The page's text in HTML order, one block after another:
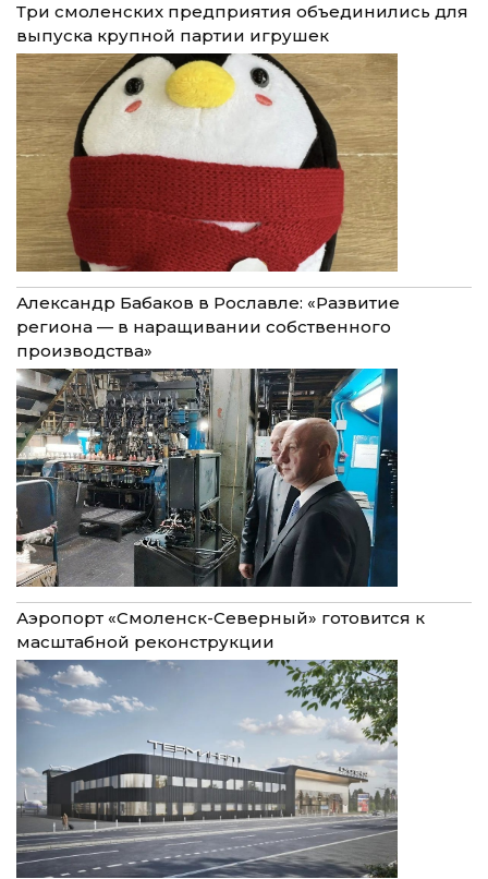
Три смоленских предприятия объединились для
выпуска крупной партии игрушек
Александр Бабаков в Рославле: «Развитие
региона — в наращивании собственного
производства»
Аэропорт «Смоленск-Северный» готовится к
масштабной реконструкции